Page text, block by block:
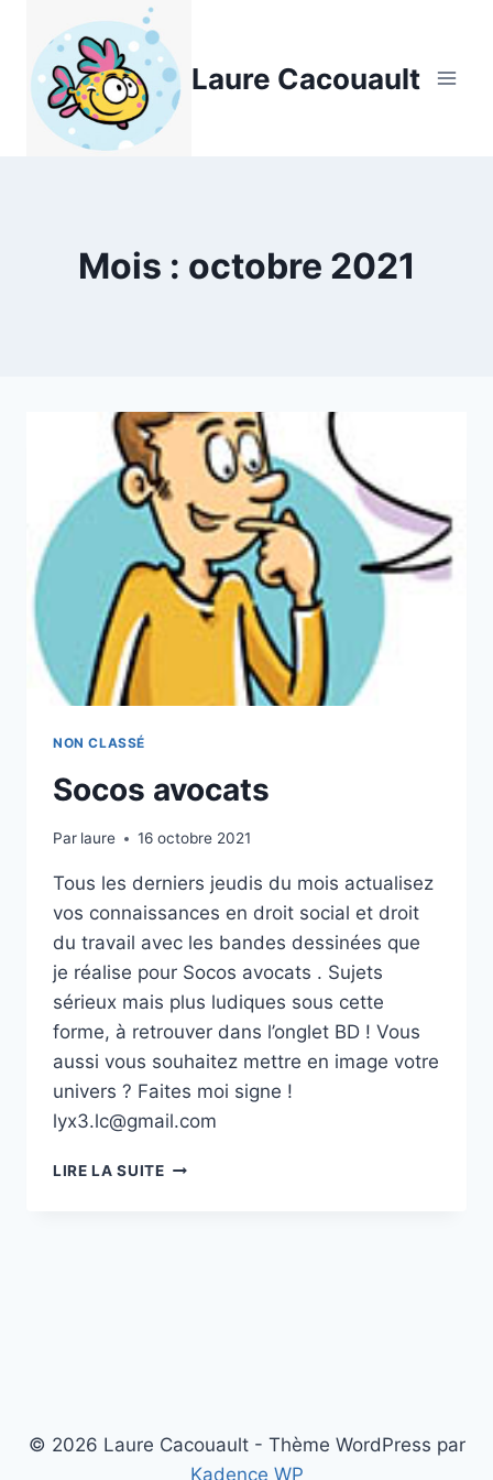
contenu
Laure Cacouault
Mois : octobre 2021
NON CLASSÉ
Socos avocats
Par laure 16 octobre 2021
Tous les derniers jeudis du mois actualisez
vos connaissances en droit social et droit
du travail avec les bandes dessinées que
je réalise pour Socos avocats . Sujets
sérieux mais plus ludiques sous cette
forme, à retrouver dans l’onglet BD ! Vous
aussi vous souhaitez mettre en image votre
univers ? Faites moi signe !
lyx3.lc@gmail.com
LIRE LA SUITESOCOS
© 2026 Laure Cacouault - Thème WordPress par
Kadence WP